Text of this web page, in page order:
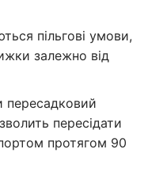
пільгові умови,
залежно від
пересадковий
пересідати
протягом 90